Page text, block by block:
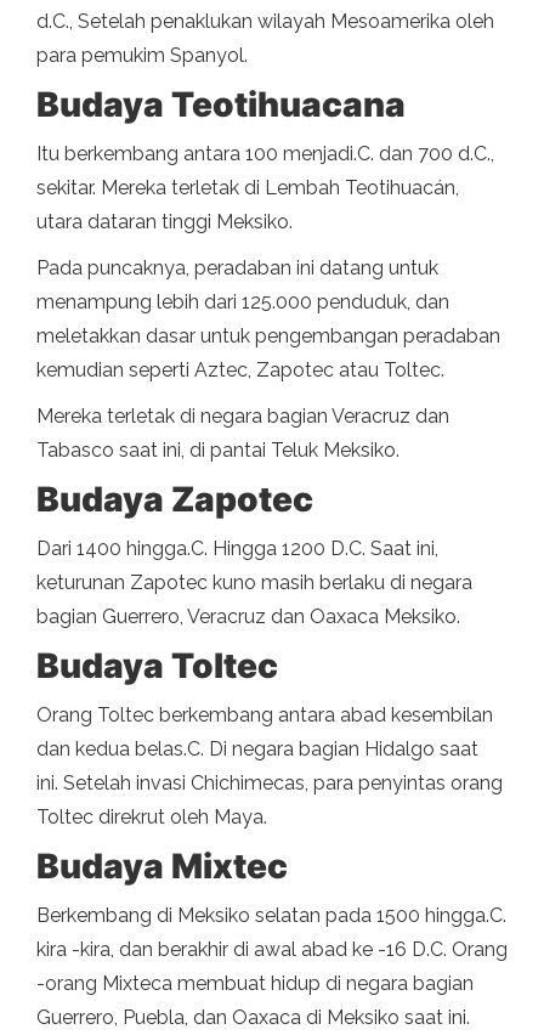
d.C., Setelah penaklukan wilayah Mesoamerika oleh
para pemukim Spanyol.
Budaya Teotihuacana
Itu berkembang antara 100 menjadi.C. dan 700 d.C.,
sekitar. Mereka terletak di Lembah Teotihuacán,
utara dataran tinggi Meksiko.
Pada puncaknya, peradaban ini datang untuk
menampung lebih dari 125.000 penduduk, dan
meletakkan dasar untuk pengembangan peradaban
kemudian seperti Aztec, Zapotec atau Toltec.
Mereka terletak di negara bagian Veracruz dan
Tabasco saat ini, di pantai Teluk Meksiko.
Budaya Zapotec
Dari 1400 hingga.C. Hingga 1200 D.C. Saat ini,
keturunan Zapotec kuno masih berlaku di negara
bagian Guerrero, Veracruz dan Oaxaca Meksiko.
Budaya Toltec
Orang Toltec berkembang antara abad kesembilan
dan kedua belas.C. Di negara bagian Hidalgo saat
ini. Setelah invasi Chichimecas, para penyintas orang
Toltec direkrut oleh Maya.
Budaya Mixtec
Berkembang di Meksiko selatan pada 1500 hingga.C.
kira -kira, dan berakhir di awal abad ke -16 D.C. Orang
-orang Mixteca membuat hidup di negara bagian
Guerrero, Puebla, dan Oaxaca di Meksiko saat ini.